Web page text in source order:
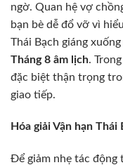
ngờ. Quan hệ vợ
bạn bè dễ đổ vỡ vì
Thái Bạch giáng
Tháng 8 âm lịch.
đặc biệt thận trọng
giao tiếp.
Hóa giải Vận hạn Thái
Để giảm nhẹ tác động